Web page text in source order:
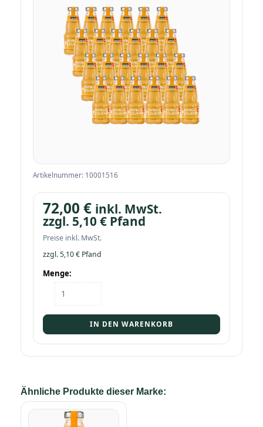
Artikelnummer: 10001516
72,00 € inkl. MwSt.
zzgl. 5,10 € Pfand
Preise inkl. MwSt.
zzgl.5,10€ Pfand
Menge:
Kasten
Cocktail
Colada
10,1%
24/0,2
IN DEN WARENKORB
Ähnliche Produkte dieser Marke: